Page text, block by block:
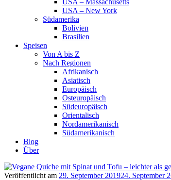
USA – New York
Südamerika
Bolivien
Brasilien
Speisen
Von A bis Z
Nach Regionen
Afrikanisch
Asiatisch
Europäisch
Osteuropäisch
Südeuropäisch
Orientalisch
Nordamerikanisch
Südamerikanisch
Blog
Über
Veröffentlicht am 29. September 201924. September